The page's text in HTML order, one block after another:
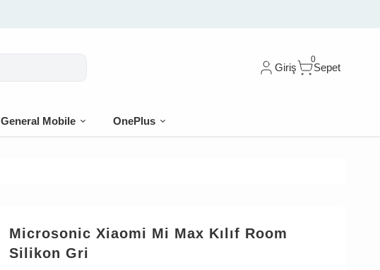
Giriş
0
Sepet
General Mobile OnePlus
Microsonic Xiaomi Mi Max Kılıf Room
Silikon Gri